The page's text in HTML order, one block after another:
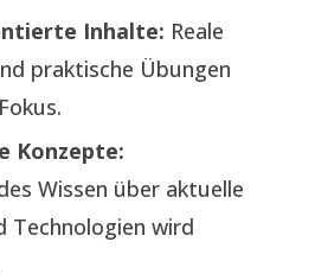
Inhalte: Reale
praktische Übungen
Konzepte:
Wissen über aktuelle
Technologien wird